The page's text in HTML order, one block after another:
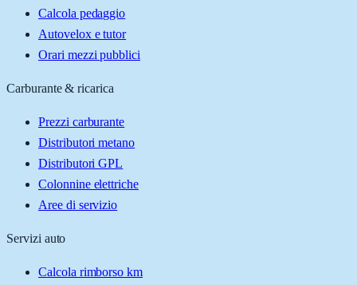
Calcola pedaggio
Autovelox e tutor
Orari mezzi pubblici
Carburante & ricarica
Prezzi carburante
Distributori metano
Distributori GPL
Colonnine elettriche
Aree di servizio
Servizi auto
Calcola rimborso km